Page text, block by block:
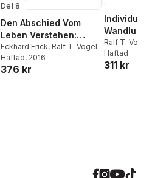
Del 8
Den Abschied Vom
Leben Verstehen:
Psychoanalyse Und
Palliative Care
Eckhard Frick, Ralf T. Vogel
Häftad, 2016
376 kr
Individuation
Wandlung:
Seele' in Der
Analytischen
Ralf T. Vogel
Häftad
311 kr